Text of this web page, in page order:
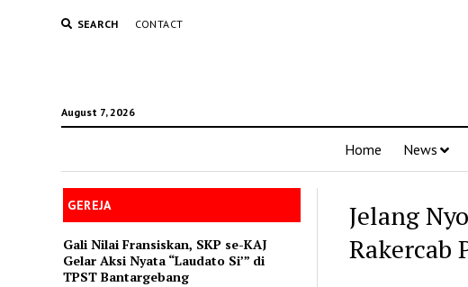
SEARCH CONTACT
August 7, 2026
Home News
GEREJA
Gali Nilai Fransiskan, SKP se-KAJ
Gelar Aksi Nyata “Laudato Si’” di
TPST Bantargebang
Jelang
Rakercab